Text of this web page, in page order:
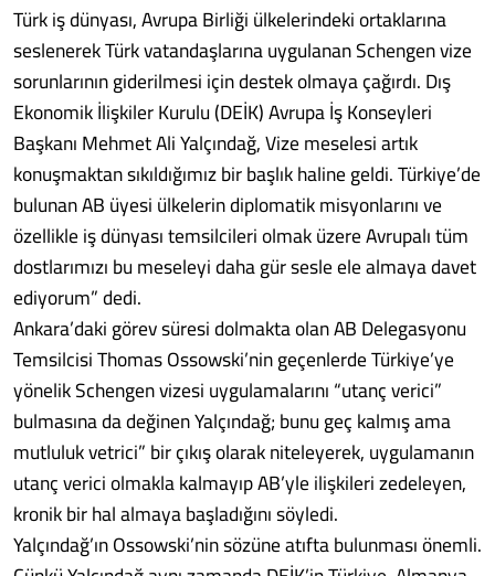
Türk iş dünyası, Avrupa Birliği ülkelerindeki ortaklarına
seslenerek Türk vatandaşlarına uygulanan Schengen vize
sorunlarının giderilmesi için destek olmaya çağırdı. Dış
Ekonomik İlişkiler Kurulu (DEİK) Avrupa İş Konseyleri
Başkanı Mehmet Ali Yalçındağ, Vize meselesi artık
konuşmaktan sıkıldığımız bir başlık haline geldi. Türkiye’de
bulunan AB üyesi ülkelerin diplomatik misyonlarını ve
özellikle iş dünyası temsilcileri olmak üzere Avrupalı tüm
dostlarımızı bu meseleyi daha gür sesle ele almaya davet
ediyorum” dedi.
Ankara’daki görev süresi dolmakta olan AB Delegasyonu
Temsilcisi Thomas Ossowski’nin geçenlerde Türkiye’ye
yönelik Schengen vizesi uygulamalarını “utanç verici”
bulmasına da değinen Yalçındağ; bunu geç kalmış ama
mutluluk vetrici” bir çıkış olarak niteleyerek, uygulamanın
utanç verici olmakla kalmayıp AB’yle ilişkileri zedeleyen,
kronik bir hal almaya başladığını söyledi.
Yalçındağ’ın Ossowski’nin sözüne atıfta bulunması önemli.